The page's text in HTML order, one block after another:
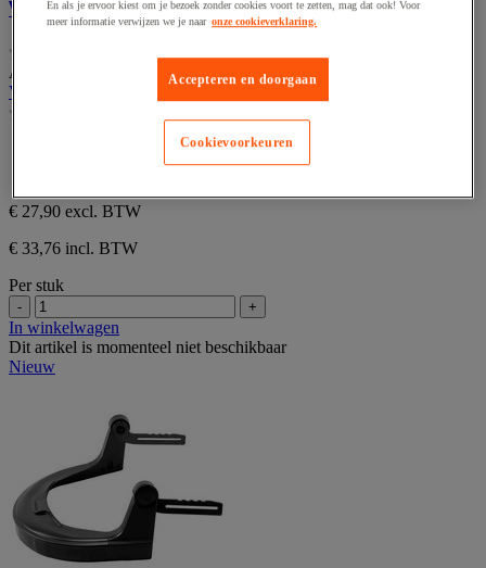
VEILIGHEIDSPET CAP2000 MARINE
van
de
5
Artikelnummer : MIG359405
VEILIGHEIDSPET CAP2000 MARINE
sterren.
Bescherming met metalen rooster 4 ventilatie-openingen.
®
€ 27,90 excl. BTW
€ 33,76 incl. BTW
Per stuk
- +
In winkelwagen
Dit artikel is momenteel niet beschikbaar
Nieuw
En als je ervoor kiest om je bezoek zonder cookies voort te zetten, mag dat ook! Voor
meer informatie verwijzen we je naar onze cookieverklaring.
Accepteren en doorgaan
Cookievoorkeuren